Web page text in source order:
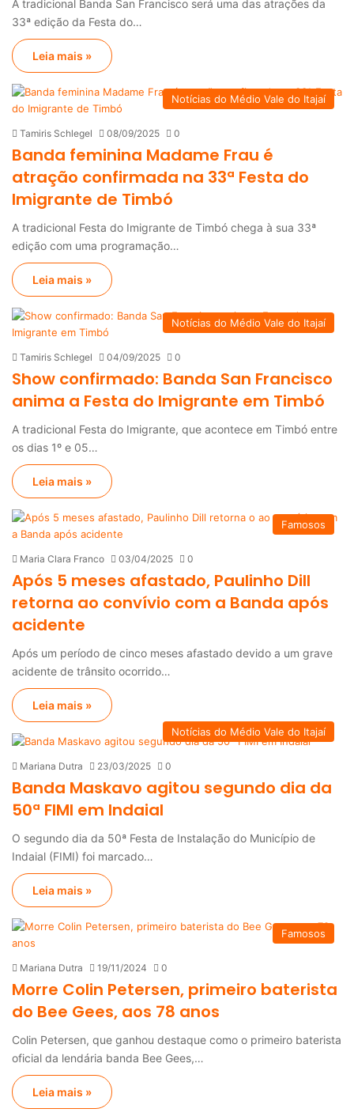
A tradicional Banda San Francisco será uma das atrações da
33ª edição da Festa do…
Leia mais »
Notícias do Médio Vale do Itajaí
Tamiris Schlegel 08/09/2025 0
Banda feminina Madame Frau é
atração confirmada na 33ª Festa do
Imigrante de Timbó
A tradicional Festa do Imigrante de Timbó chega à sua 33ª
edição com uma programação…
Leia mais »
Notícias do Médio Vale do Itajaí
Tamiris Schlegel 04/09/2025 0
Show confirmado: Banda San Francisco
anima a Festa do Imigrante em Timbó
A tradicional Festa do Imigrante, que acontece em Timbó entre
os dias 1º e 05…
Leia mais »
Famosos
Maria Clara Franco 03/04/2025 0
Após 5 meses afastado, Paulinho Dill
retorna ao convívio com a Banda após
acidente
Após um período de cinco meses afastado devido a um grave
acidente de trânsito ocorrido…
Leia mais »
Notícias do Médio Vale do Itajaí
Mariana Dutra 23/03/2025 0
Banda Maskavo agitou segundo dia da
50ª FIMI em Indaial
O segundo dia da 50ª Festa de Instalação do Município de
Indaial (FIMI) foi marcado…
Leia mais »
Famosos
Mariana Dutra 19/11/2024 0
Morre Colin Petersen, primeiro baterista
do Bee Gees, aos 78 anos
Colin Petersen, que ganhou destaque como o primeiro baterista
oficial da lendária banda Bee Gees,…
Leia mais »